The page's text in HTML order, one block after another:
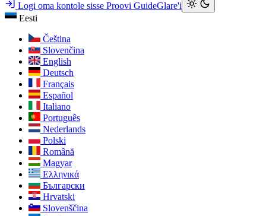
Logi oma kontole sisse Proovi GuideGlare'i
Eesti
Čeština
Slovenčina
English
Deutsch
Français
Español
Italiano
Português
Nederlands
Polski
Română
Magyar
Ελληνικά
Български
Hrvatski
Slovenščina